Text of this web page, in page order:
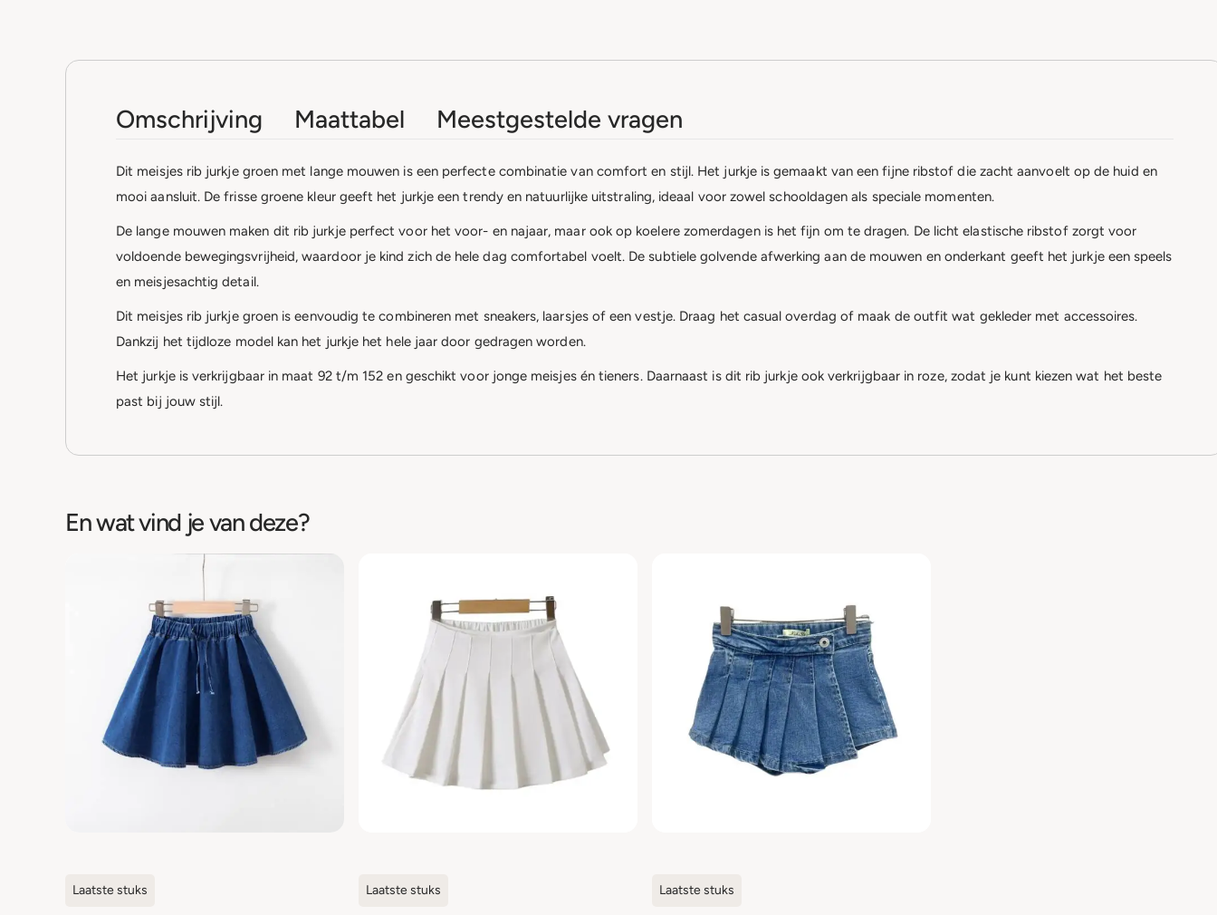
Omschrijving Maattabel Meestgestelde vragen
Dit meisjes rib jurkje groen met lange mouwen is een perfecte combinatie van comfort en stijl. Het jurkje is gemaakt van een fijne ribstof die zacht aanvoelt op de huid en
mooi aansluit. De frisse groene kleur geeft het jurkje een trendy en natuurlijke uitstraling, ideaal voor zowel schooldagen als speciale momenten.
De lange mouwen maken dit rib jurkje perfect voor het voor- en najaar, maar ook op koelere zomerdagen is het fijn om te dragen. De licht elastische ribstof zorgt voor
voldoende bewegingsvrijheid, waardoor je kind zich de hele dag comfortabel voelt. De subtiele golvende afwerking aan de mouwen en onderkant geeft het jurkje een speels
en meisjesachtig detail.
Dit meisjes rib jurkje groen is eenvoudig te combineren met sneakers, laarsjes of een vestje. Draag het casual overdag of maak de outfit wat gekleder met accessoires.
Dankzij het tijdloze model kan het jurkje het hele jaar door gedragen worden.
Het jurkje is verkrijgbaar in maat 92 t/m 152 en geschikt voor jonge meisjes én tieners. Daarnaast is dit rib jurkje ook verkrijgbaar in roze, zodat je kunt kiezen wat het beste
past bij jouw stijl.
En wat vind je van deze?
Laatste stuks Laatste stuks Laatste stuks